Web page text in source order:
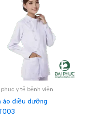
y tế bệnh viện
áo điều dưỡng